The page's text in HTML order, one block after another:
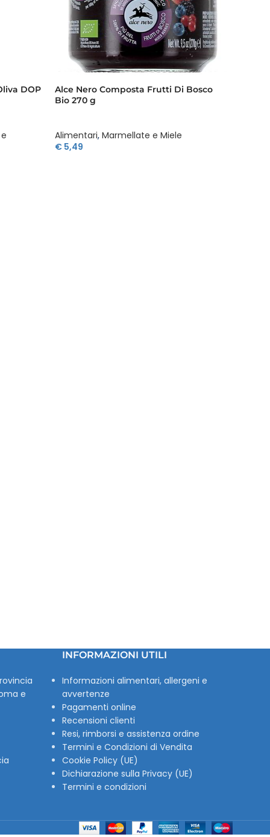
DOP
Alce Nero Composta Frutti Di Bosco
Bio 270 g
Alimentari, Marmellate e Miele
€5,49
e
INFORMAZIONI UTILI
Informazioni alimentari, allergeni e
avvertenze
Pagamenti online
Recensioni clienti
Resi, rimborsi e assistenza ordine
Termini e Condizioni di Vendita
Cookie Policy (UE)
Dichiarazione sulla Privacy (UE)
Termini e condizioni